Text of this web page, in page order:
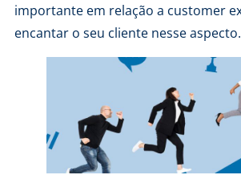
importante em relação a customer
encantar o seu cliente nesse